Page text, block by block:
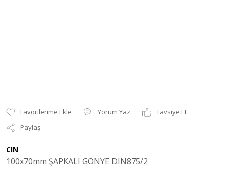
Yorum Yaz
Tavsiye Et
Paylaş
CIN
100x70mm ŞAPKALI GÖNYE DIN875/2